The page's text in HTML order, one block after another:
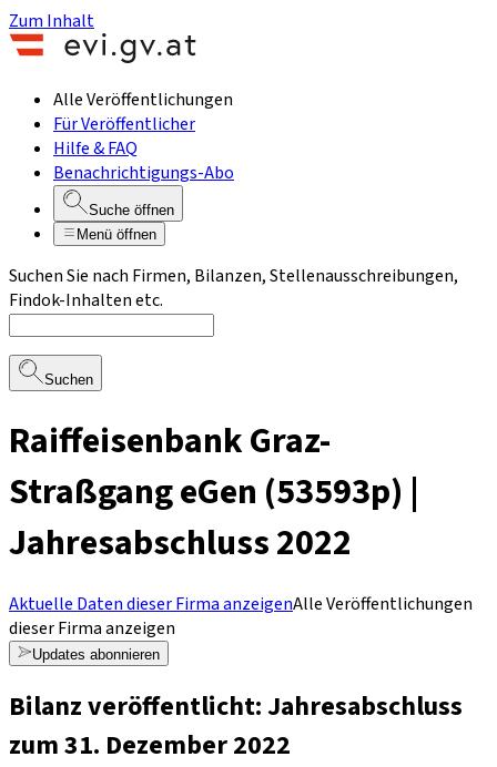
Zum Inhalt
Alle Veröffentlichungen
Für Veröffentlicher
Hilfe & FAQ
Benachrichtigungs-Abo
Suche öffnen
Menü öffnen
Suchen Sie nach Firmen, Bilanzen, Stellenausschreibungen,
Findok-Inhalten etc.
Suchen
Raiffeisenbank Graz-
Straßgang eGen (53593p) |
Jahresabschluss 2022
Aktuelle Daten dieser Firma anzeigenAlle Veröffentlichungen
dieser Firma anzeigen
Updates abonnieren
Bilanz veröffentlicht: Jahresabschluss
zum 31. Dezember 2022